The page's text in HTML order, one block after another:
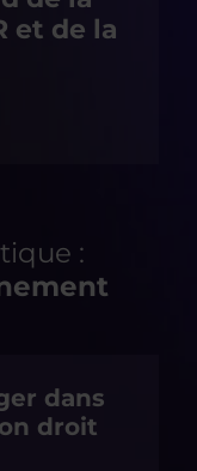
et de la
:
dans
droit